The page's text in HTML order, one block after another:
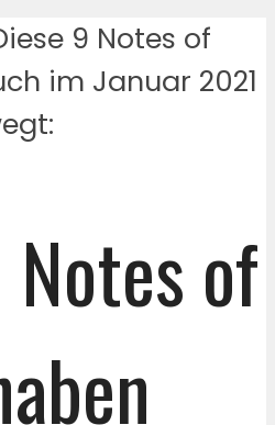
9 Notes of
im Januar 2021
of